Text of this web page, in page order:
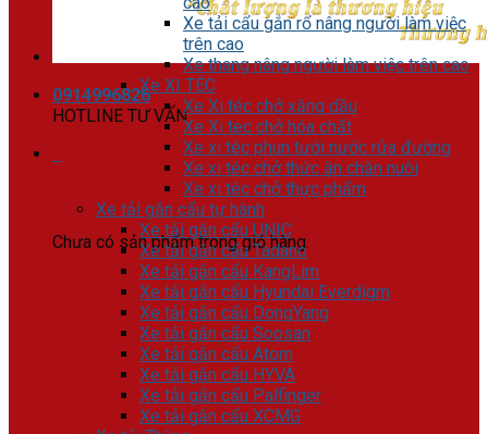
0914996826
HOTLINE TƯ VẤN
Giỏ hàng
Chưa có sản phẩm trong giỏ hàng.
Xe tải cẩu gắn rổ nâng người làm việc
trên cao
Xe thang nâng người làm việc trên cao
Xe XI TÉC
Xe Xi téc chở xăng dầu
Xe Xi tec chở hóa chất
Xe xi téc phun tưới nước rửa đường
Xe xi téc chở thức ăn chăn nuôi
Xe xi téc chở thực phẩm
Xe tải gắn cẩu tự hành
Xe tải gắn cẩu UNIC
Xe tải gắn cẩu Tadano
Xe tải gắn cẩu KangLim
Xe tải gắn cẩu Hyundai Everdigm
Xe tải gắn cẩu DongYang
Xe tải gắn cẩu Soosan
Xe tải gắn cẩu Atom
Xe tải gắn cẩu HYVA
Xe tải gắn cẩu Palfinger
Xe tải gắn cẩu XCMG